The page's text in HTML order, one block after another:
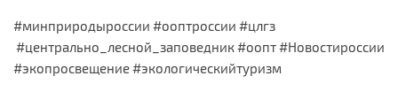
#минприродыроссии #ооптроссии #цлгз
#центрально_лесной_заповедник #оопт #Новостироссии
#экопросвещение #экологическийтуризм